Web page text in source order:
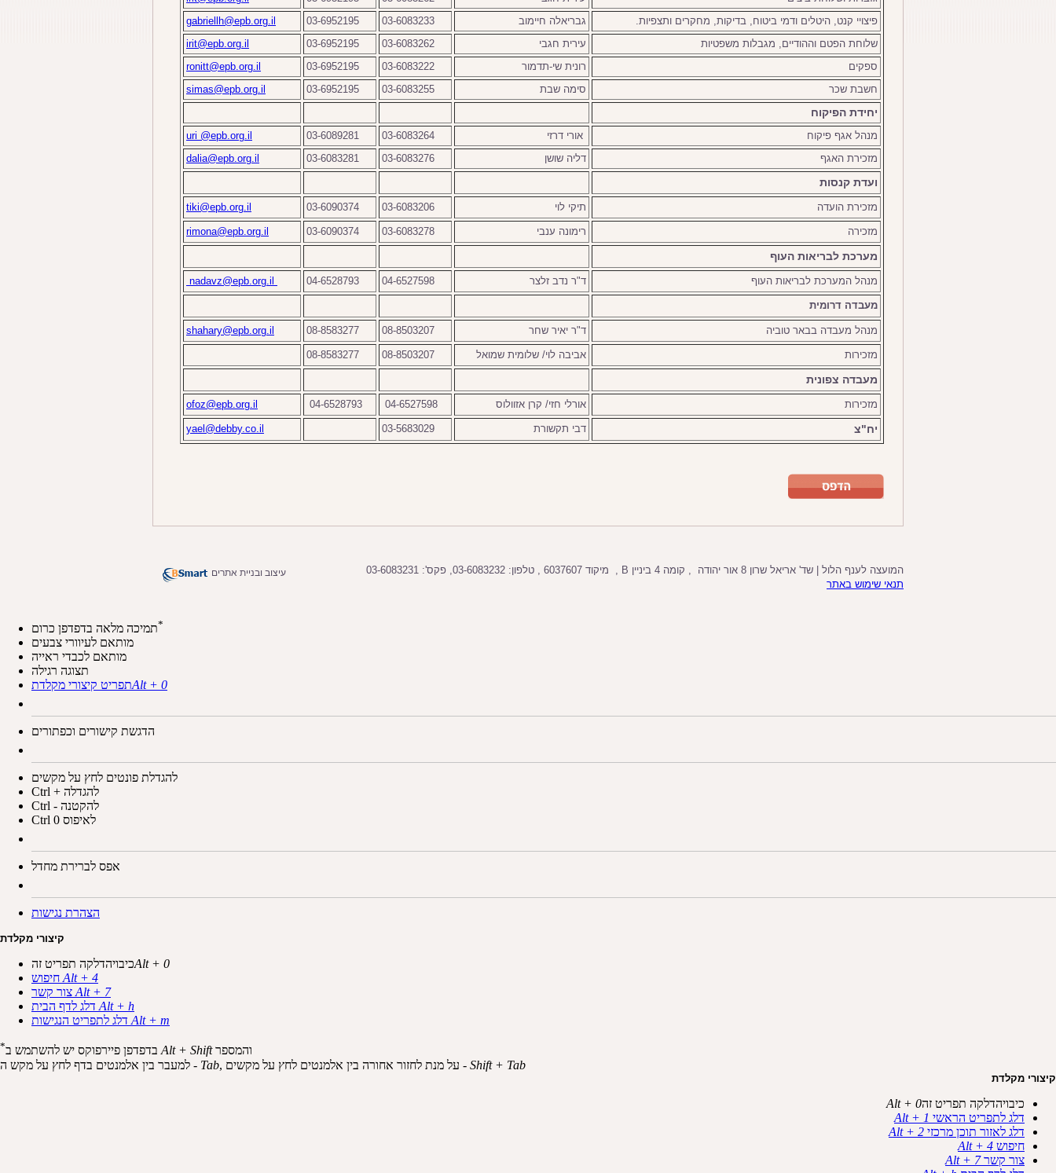
פיצויי קנט, היטלים ודמי ביטוח, בדיקות, מחקרים ותצפיות.
גבריאלה חיימוב 03-6083233
03-6952195
gabriellh@epb.org.il
שלוחת הפטם וההודיים, מגבלות משפטיות עירית חגבי 03-6083262
03-6952195
irit@epb.org.il
ספקים
רונית שי-תדמור 03-6083222
03-6952195
ronitt@epb.org.il
חשבת שכר
סימה שבת 03-6083255
03-6952195
simas@epb.org.il
יחידת הפיקוח
מנהל אגף פיקוח אורי דרזי 03-6083264
03-6089281
uri @epb.org.il
מזכירת האגף
דליה שושן 03-6083276
03-6083281
dalia@epb.org.il
ועדת קנסות
מזכירת הועדה תיקי לוי 03-6083206
03-6090374
tiki@epb.org.il
מזכירה רימונה ענבי 03-6083278
03-6090374
rimona@epb.org.il
מערכת לבריאות העוף
מנהל המערכת לבריאות העוף ד"ר נדב זלצר 04-6527598
04-6528793
nadavz@epb.org.il
מעבדה דרומית
מנהל מעבדה בבאר טוביה ד"ר יאיר שחר 08-8503207
08-8583277
shahary@epb.org.il
מזכירות אביבה לוי/ שלומית שמואל 08-8503207
08-8583277
מעבדה צפונית
מזכירות אורלי חזי/ קרן אזוולוס 04-6527598
04-6528793
ofoz@epb.org.il
יח"צ דבי תקשורת 03-5683029
yael@debby.co.il
המועצה לענף הלול | שד' אריאל שרון 8 אור יהודה , קומה 4 ביניין B , מיקוד 6037607 , טלפון: 03-6083232, פקס': 03-6083231
תנאי שימוש באתר
עיצוב ובניית אתרים
תמיכה מלאה בדפדפן כרום*
מותאם לעיוורי צבעים
מותאם לכבדי ראייה
תצוגה רגילה
תפריט קיצורי מקלדתAlt + 0
הדגשת קישורים וכפתורים
להגדלת פונטים לחץ על מקשים
Ctrl + להגדלה
Ctrl - להקטנה
Ctrl 0 לאיפוס
אפס לברירת מחדל
הצהרת נגישות
קיצורי מקלדת
כיבויהדלקה תפריט זהAlt + 0
Alt + 4
Alt + 7
Alt + h
Alt + m
* בדפדפן פיירפוקס יש להשתמש בAlt + Shift והמספר
למעבר בין אלמנטים בדף לחץ על מקש ה - Tab , על מנת לחזור אחורה בין אלמנטים לחץ על מקשים - Shift + Tab
קיצורי מקלדת
כיבויהדלקה תפריט זהAlt + 0
דלג לתפריט הראשי Alt + 1
דלג לאזור תוכן מרכזי Alt + 2
חיפוש Alt + 4
צור קשרAlt + 7